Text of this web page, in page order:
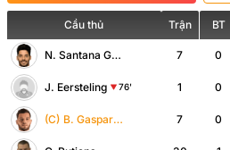
Cầu thủ Trận BT
N. Santana García 7 0
J. Eersteling 76' 1 0
(C) B. Gaspar Lopes 7 0